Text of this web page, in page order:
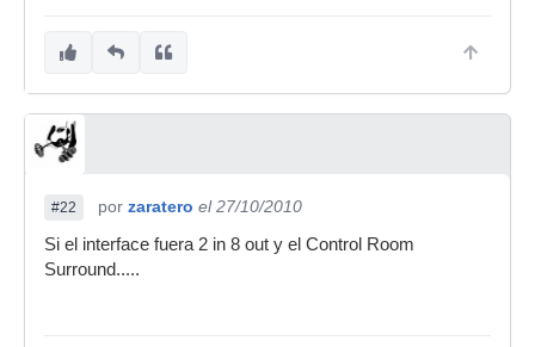
#22 por zaratero el 27/10/2010
Si el interface fuera 2 in 8 out y el Control Room
Surround.....